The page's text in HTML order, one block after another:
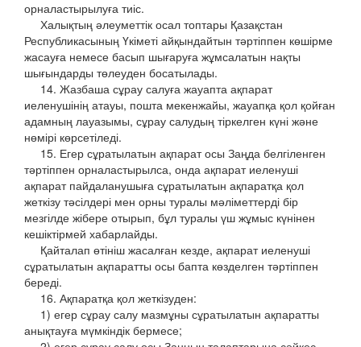
орналастырылуға тиіс.
Халықтың әлеуметтік осал топтары Қазақстан
Республикасының Үкіметі айқындайтын тәртіппен көшірме
жасауға немесе басып шығаруға жұмсалатын нақты
шығындарды төлеуден босатылады.
14. Жазбаша сұрау салуға жауапта ақпарат
иеленушінің атауы, пошта мекенжайы, жауапқа қол қойған
адамның лауазымы, сұрау салудың тіркелген күні және
нөмірі көрсетіледі.
15. Егер сұратылатын ақпарат осы Заңда белгіленген
тәртіппен орналастырылса, онда ақпарат иеленуші
ақпарат пайдаланушыға сұратылатын ақпаратқа қол
жеткізу тәсілдері мен орны туралы мәліметтерді бір
мезгілде жібере отырып, бұл туралы үш жұмыс күнінен
кешіктірмей хабарлайды.
Қайталап өтініш жасалған кезде, ақпарат иеленуші
сұратылатын ақпаратты осы бапта көзделген тәртіппен
береді.
16. Ақпаратқа қол жеткізуден:
1) егер сұрау салу мазмұны сұратылатын ақпаратты
анықтауға мүмкіндік бермесе;